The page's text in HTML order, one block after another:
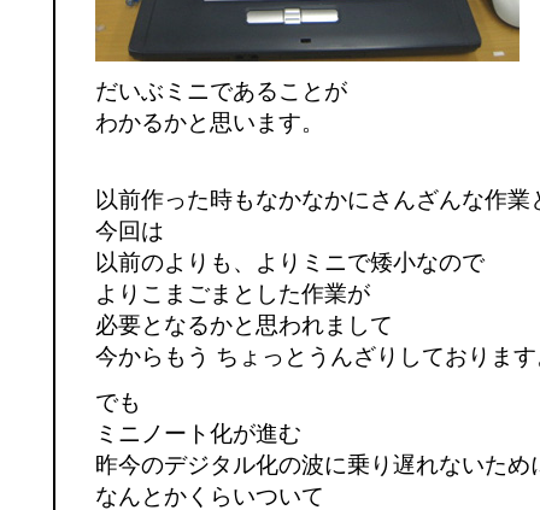
だいぶミニであることが
わかるかと思います。
以前作った時もなかなかにさんざんな作
今回は
以前のよりも、よりミニで矮小なので
よりこまごまとした作業が
必要となるかと思われまして
今からもう ちょっとうんざりしておりま
でも
ミニノート化が進む
昨今のデジタル化の波に乗り遅れないため
なんとかくらいついて